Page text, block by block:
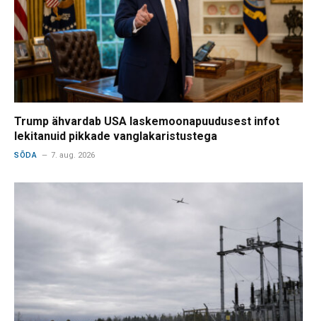
Trump ähvardab USA laskemoonapuudusest infot
lekitanuid pikkade vanglakaristustega
SÕDA 7. aug. 2026